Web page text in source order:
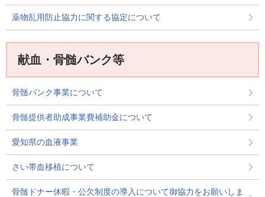
薬物乱用防止協力に関する協定について
献血・骨髄バンク等
骨髄バンク事業について
骨髄提供者助成事業費補助金について
愛知県の血液事業
さい帯血移植について
骨髄ドナー休暇・公欠制度の導入について御協力をお願いしま